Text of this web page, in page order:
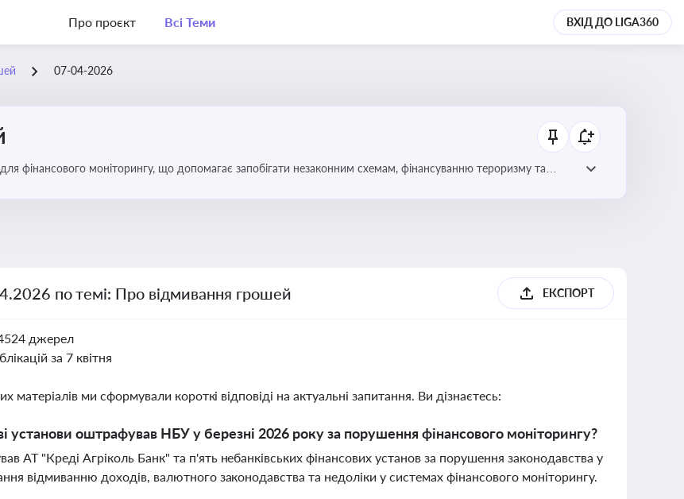
Про проєкт Всі Теми ВХІД ДО LIGA360
07-04-2026
фінансового моніторингу, що допомагає запобігати незаконним схемам, фінансуванню тероризму та
по темі: Про відмивання грошей ЕКСПОРТ
джерел
за 7 квітня
матеріалів ми сформували короткі відповіді на актуальні запитання. Ви дізнаєтесь:
установи оштрафував НБУ у березні 2026 року за порушення фінансового моніторингу?
АТ "Креді Агріколь Банк" та п'ять небанківських фінансових установ за порушення законодавства у
відмиванню доходів, валютного законодавства та недоліки у системах фінансового моніторингу.